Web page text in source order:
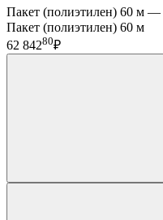
Пакет (полиэтилен) 60 м —
Пакет (полиэтилен) 60 м
62 84280₽